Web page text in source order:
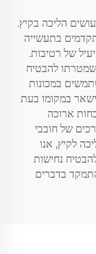
הליכה בקיץ.
בתעשייה
של רטיבות.
שמטרתו להבטיח
במכונות
במקומו בעת
ארוכה
של חובבי
לקיץ, אנו
נחישות
בדברים